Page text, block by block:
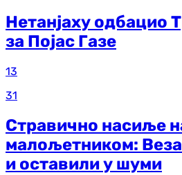
Нетанјаху одбацио
за Појас Газе
13
31
Стравично насиље
малољетником:
и оставили у шуми